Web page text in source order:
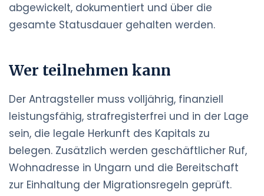
abgewickelt, dokumentiert und über die
gesamte Statusdauer gehalten werden.
Wer teilnehmen kann
Der Antragsteller muss volljährig, finanziell
leistungsfähig, strafregisterfrei und in der Lage
sein, die legale Herkunft des Kapitals zu
belegen. Zusätzlich werden geschäftlicher Ruf,
Wohnadresse in Ungarn und die Bereitschaft
zur Einhaltung der Migrationsregeln geprüft.